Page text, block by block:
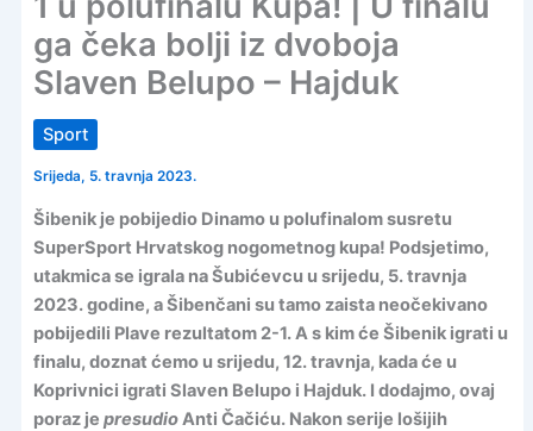
ga čeka bolji iz dvoboja
Slaven Belupo – Hajduk
Sport
Srijeda, 5. travnja 2023.
Šibenik je pobijedio Dinamo u polufinalom susretu
SuperSport Hrvatskog nogometnog kupa! Podsjetimo,
utakmica se igrala na Šubićevcu u srijedu, 5. travnja
2023. godine, a Šibenčani su tamo zaista neočekivano
pobijedili Plave rezultatom 2-1. A s kim će Šibenik igrati u
finalu, doznat ćemo u srijedu, 12. travnja, kada će u
Koprivnici igrati Slaven Belupo i Hajduk. I dodajmo, ovaj
poraz je presudioAnti Čačiću. Nakon serije lošijih